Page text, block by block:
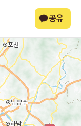
공유